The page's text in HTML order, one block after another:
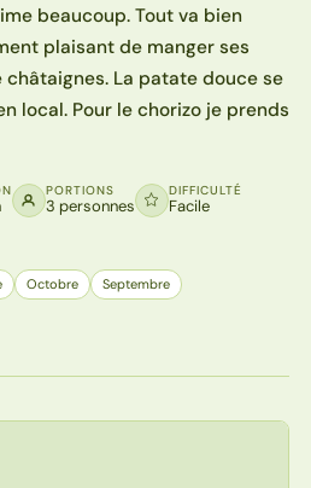
beaucoup. Tout va bien
plaisant de manger ses
La patate douce se
local. Pour le chorizo je prends
PORTIONS
3 personnes
DIFFICULTÉ
Facile
Octobre Septembre